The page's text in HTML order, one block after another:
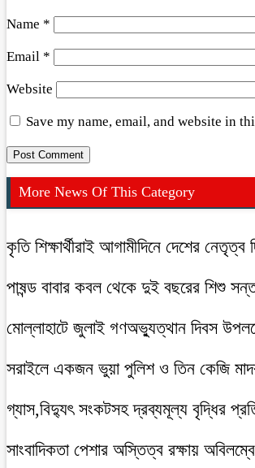
Name *
Email *
Website
Save my name, email, and website in
More News Of This Category
কৃতি শিক্ষার্থীরাই আগামীদিনে দেশের
পাষন্ড বাবার কবল থেকে দুই বছরের শিশু
মোল্লাহাটে জুলাই গণঅভ্যুত্থান দিবস
সরাইলে একজন ভুয়া পুলিশ ও তিন কেজি
গ্যাস,বিদ্যুৎ সংকটসহ দ্রব্যমূল্য বৃদ্ধির
সাংবাদিকতা পেশার অস্তিত্ব রক্ষায়